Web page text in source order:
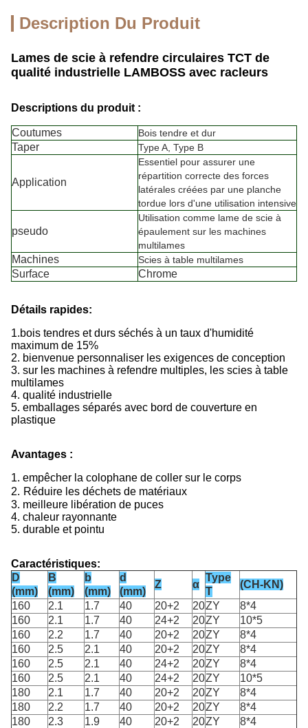
Description Du Produit
Lames de scie à refendre circulaires TCT de
qualité industrielle LAMBOSS avec racleurs
Descriptions du produit :
Coutumes Bois tendre et dur
Taper Type A, Type B
Application
Essentiel pour assurer une
répartition correcte des forces
latérales créées par une planche
tordue lors d'une utilisation intensive
pseudo
Utilisation comme lame de scie à
épaulement sur les machines
multilames
Machines Scies à table multilames
Surface Chrome
Détails rapides:
1.bois tendres et durs séchés à un taux d'humidité
maximum de 15%
2. bienvenue personnaliser les exigences de conception
3. sur les machines à refendre multiples, les scies à table
multilames
4. qualité industrielle
5. emballages séparés avec bord de couverture en
plastique
Avantages :
1. empêcher la colophane de coller sur le corps
2. Réduire les déchets de matériaux
3. meilleure libération de puces
4. chaleur rayonnante
5. durable et pointu
Caractéristiques:
D
(mm)
B
(mm)
b
(mm)
d
(mm)
Z α
Type
T
(CH-KN)
160
2.1 1.7 40 20+2 20ZY
8*4
160
2.1 1.7 40 24+2 20ZY
10*5
160
2.2 1.7 40 20+2 20ZY
8*4
160
2.5 2.1 40 20+2 20ZY
8*4
160
2.5 2.1 40 24+2 20ZY
8*4
160
2.5 2.1 40 24+2 20ZY
10*5
180
2.1 1.7 40 20+2 20ZY
8*4
180
2.2 1.7 40 20+2 20ZY
8*4
180
2.3 1.9 40 20+2 20ZY
8*4